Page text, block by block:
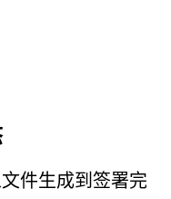
件生成到签署完